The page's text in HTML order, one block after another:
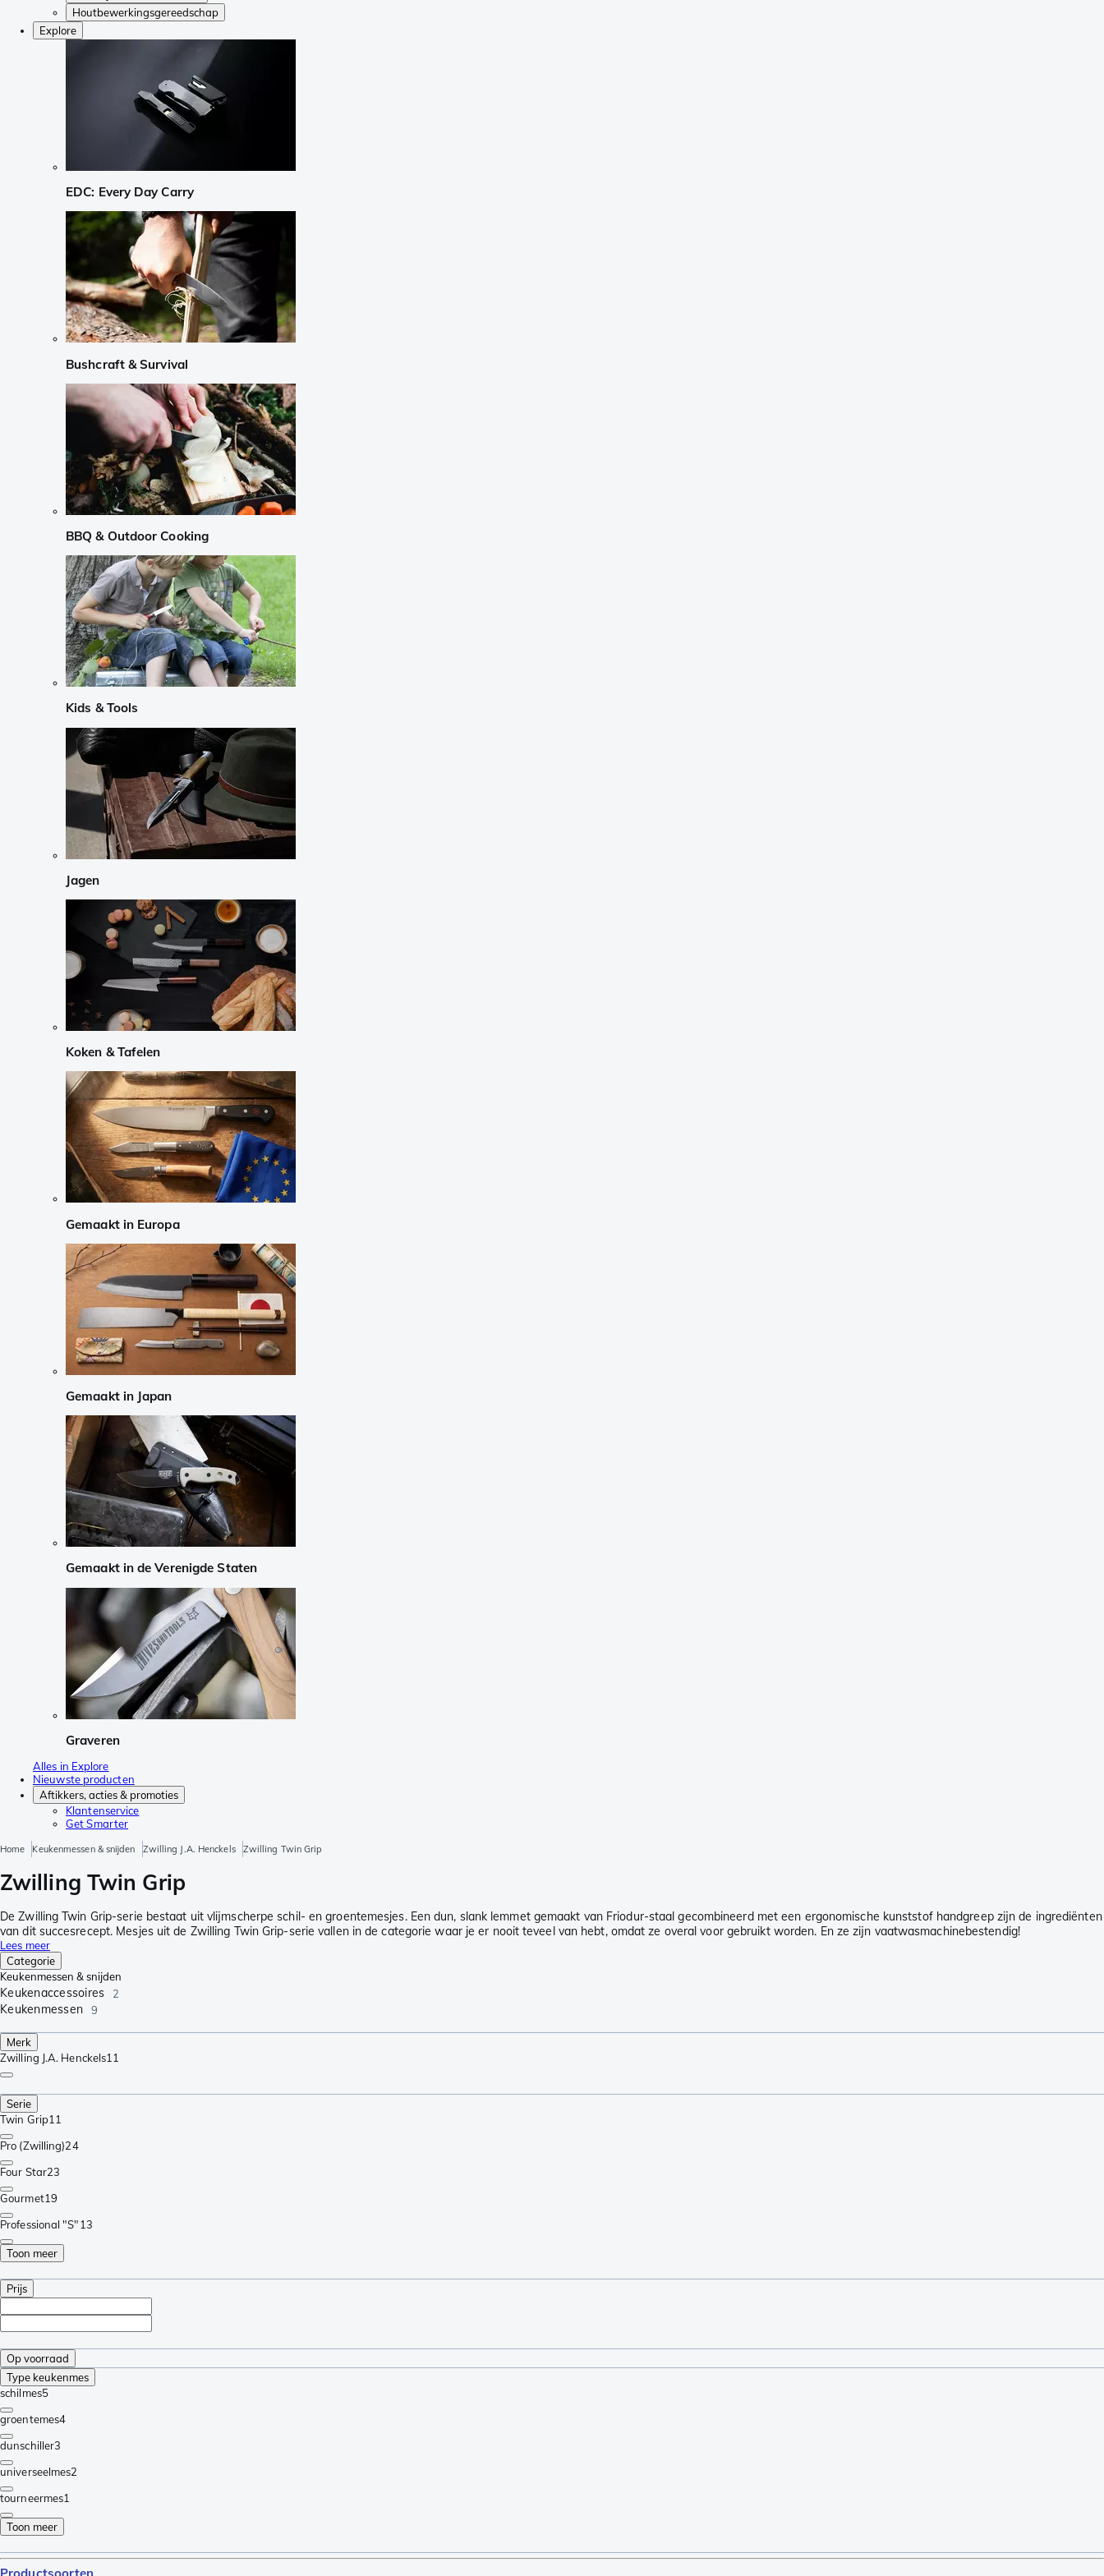
Houtbewerkingsgereedschap
Explore
EDC: Every Day Carry
Bushcraft & Survival
BBQ & Outdoor Cooking
Kids & Tools
Jagen
Koken & Tafelen
Gemaakt in Europa
Gemaakt in Japan
Gemaakt in de Verenigde Staten
Graveren
Alles in Explore
Nieuwste producten
Aftikkers, acties & promoties
Klantenservice
Get Smarter
Home Keukenmessen & snijden Zwilling J.A. Henckels Zwilling Twin Grip
Zwilling Twin Grip
De Zwilling Twin Grip-serie bestaat uit vlijmscherpe schil- en groentemesjes. Een dun, slank lemmet gemaakt van Friodur-staal gecombineerd met een ergonomische kunststof handgreep zijn de ingrediënten
van dit succesrecept. Mesjes uit de Zwilling Twin Grip-serie vallen in de categorie waar je er nooit teveel van hebt, omdat ze overal voor gebruikt worden. En ze zijn vaatwasmachinebestendig!
Lees meer
Categorie
Keukenmessen & snijden
Keukenaccessoires 2
Keukenmessen 9
Merk
Zwilling J.A. Henckels11
Serie
Twin Grip11
Pro (Zwilling)24
Four Star23
Gourmet19
Professional "S"13
Toon meer
Prijs
Op voorraad
Type keukenmes
schilmes5
groentemes4
dunschiller3
universeelmes2
tourneermes1
Toon meer